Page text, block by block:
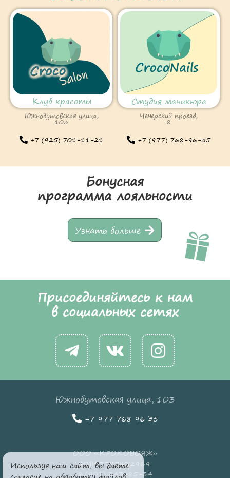
Клуб красоты
Южнобутовская улица,
103
+7 (925) 701-11-21
Студия маникюра
Чечерский проезд,
8
+7 (977) 768-96-35
Бонусная
программа лояльности
Узнать больше
Присоединяйтесь к нам
в социальных сетях
Южнобутовская улица, 103
+7 977 768 96 35
ООО «КРОКОВОЯЖ»
ИНН 7727432969
8 (901) 343-85-34
Используя наш сайт, вы даете